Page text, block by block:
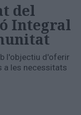
del
Integral
l'objectiu d'oferir
a les necessitats